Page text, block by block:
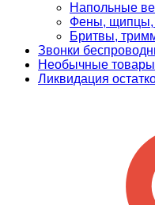
Напольные
Фены, щипцы,
Бритвы,
Звонки
Необычные товары
Ликвидация